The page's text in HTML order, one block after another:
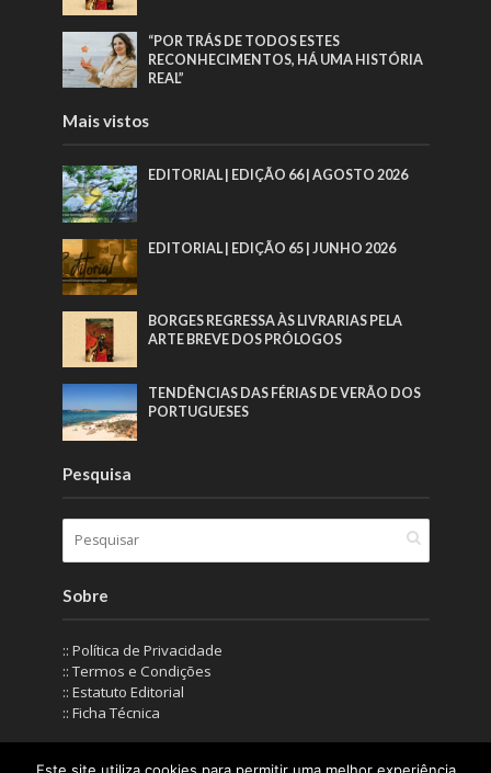
“POR TRÁS DE TODOS ESTES
RECONHECIMENTOS, HÁ UMA HISTÓRIA
REAL”
Mais vistos
EDITORIAL | EDIÇÃO 66 | AGOSTO 2026
EDITORIAL | EDIÇÃO 65 | JUNHO 2026
BORGES REGRESSA ÀS LIVRARIAS PELA
ARTE BREVE DOS PRÓLOGOS
TENDÊNCIAS DAS FÉRIAS DE VERÃO DOS
PORTUGUESES
Pesquisa
Sobre
:: Política de Privacidade
:: Termos e Condições
:: Estatuto Editorial
:: Ficha Técnica